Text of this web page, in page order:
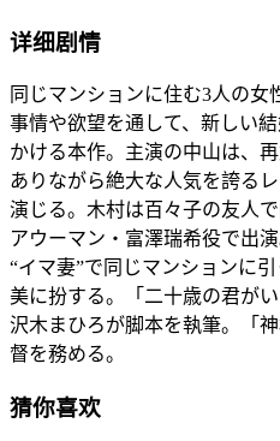
详细剧情
同じマンションに住む3人の女
事情や欲望を通して、新しい
かける本作。主演の中山は、
ありながら絶大な人気を誇る
演じる。木村は百々子の友人
アウーマン・富澤瑞希役で出
“イマ妻”で同じマンションに
美に扮する。「二十歳の君が
沢木まひろが脚本を執筆。「
督を務める。
猜你喜欢